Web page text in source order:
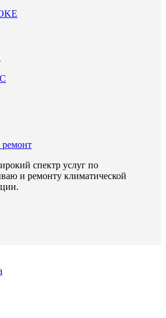
спектр услуг по
и ремонту климатической